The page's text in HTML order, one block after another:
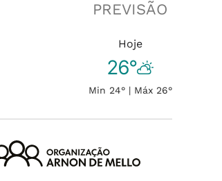
PREVISÃO
Hoje
26°
Min 24° | Máx 26°